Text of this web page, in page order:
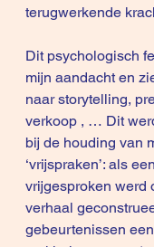
terugwerkende
Dit psychologisch
mijn aandacht en
naar storytelling,
verkoop , … Dit
bij de houding van
‘vrijspraken’: als
vrijgesproken werd
verhaal
gebeurtenissen een